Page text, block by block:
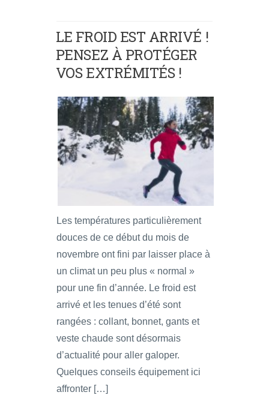
LE FROID EST ARRIVÉ !
PENSEZ À PROTÉGER
VOS EXTRÉMITÉS !
Les températures particulièrement
douces de ce début du mois de
novembre ont fini par laisser place à
un climat un peu plus « normal »
pour une fin d’année. Le froid est
arrivé et les tenues d’été sont
rangées : collant, bonnet, gants et
veste chaude sont désormais
d’actualité pour aller galoper.
Quelques conseils équipement ici
affronter […]